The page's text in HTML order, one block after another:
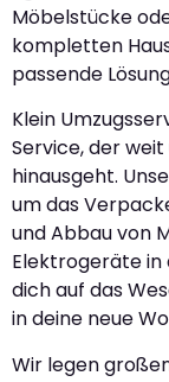
Möbelstücke
kompletten
passende
Klein
Service, der
hinausgeht.
um das
und Abbau von
Elektrogeräte in
dich auf das
in deine neue
Wir legen